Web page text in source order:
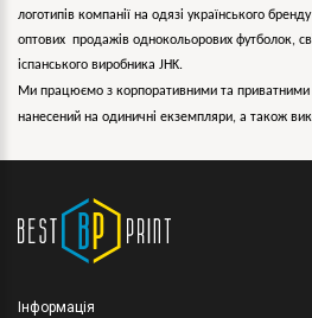
логотипів компанії на одязі українського бренду
оптових продажів однокольорових футболок,
іспанського виробника JHK.
Ми працюємо з корпоративними та
нанесений на одиничні екземпляри, а також
Інформація